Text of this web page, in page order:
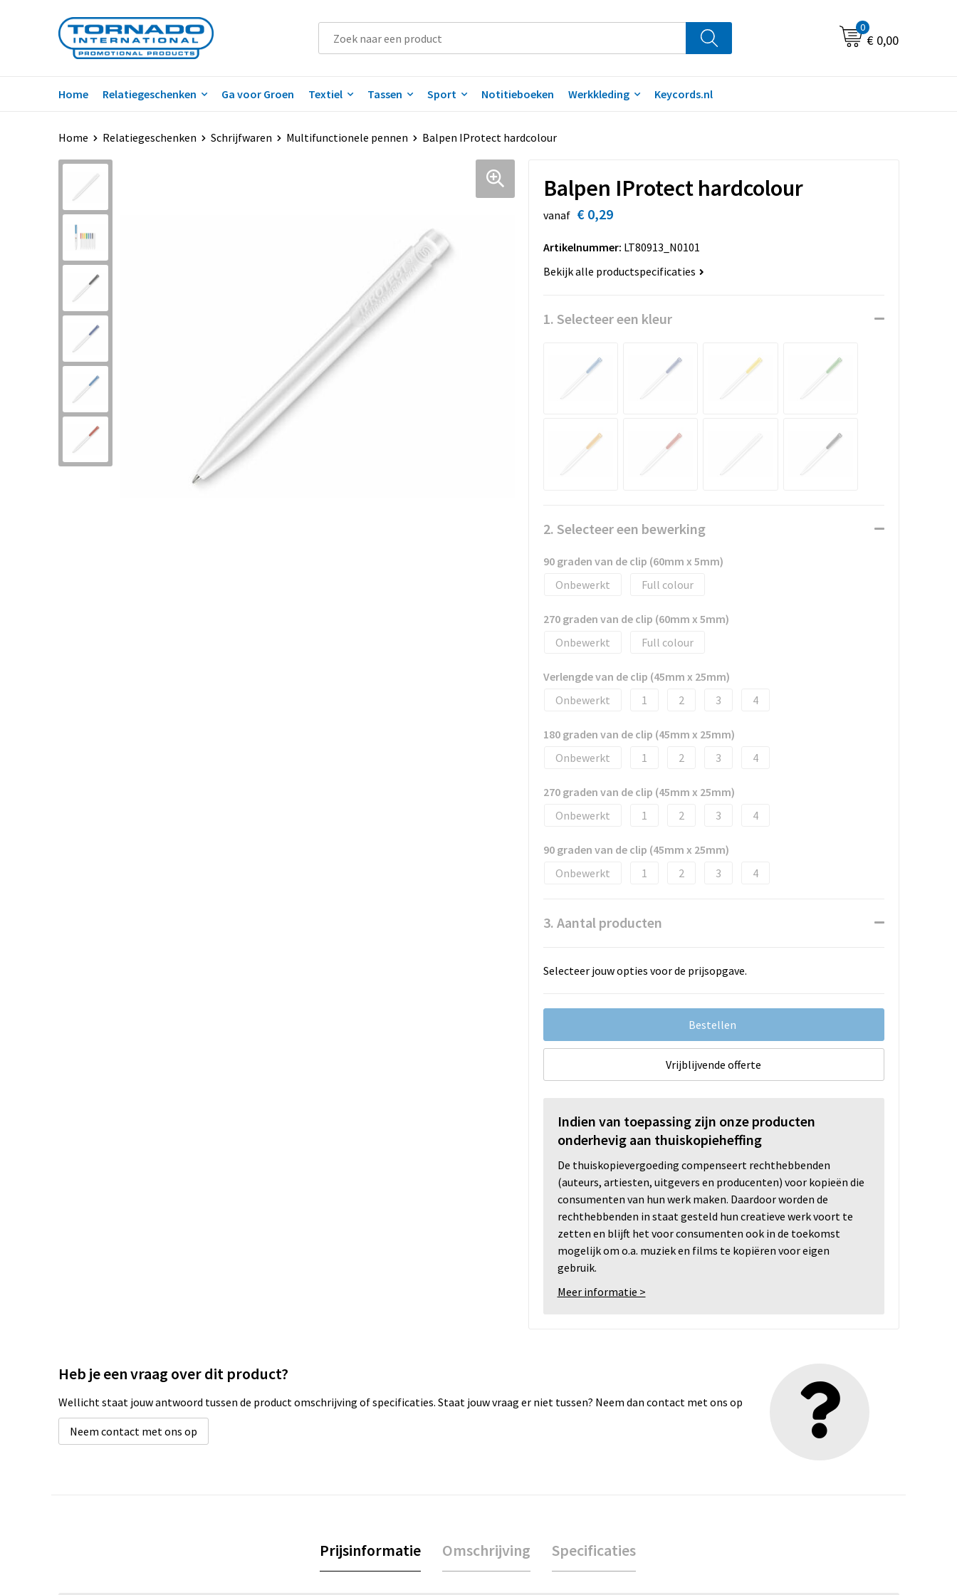
0
€ 0,00
Home Relatiegeschenken Ga voor Groen Textiel Tassen Sport Notitieboeken Werkkleding Keycords.nl
Home Relatiegeschenken Schrijfwaren Multifunctionele pennen Balpen IProtect hardcolour
Balpen IProtect hardcolour
vanaf € 0,29
Artikelnummer: LT80913_N0101
Bekijk alle productspecificaties
1. Selecteer een kleur
2. Selecteer een bewerking
90 graden van de clip (60mm x 5mm)
Onbewerkt
Full colour
270 graden van de clip (60mm x 5mm)
Onbewerkt
Full colour
Verlengde van de clip (45mm x 25mm)
Onbewerkt
1 2 3 4
180 graden van de clip (45mm x 25mm)
Onbewerkt
1 2 3 4
270 graden van de clip (45mm x 25mm)
Onbewerkt
1 2 3 4
90 graden van de clip (45mm x 25mm)
Onbewerkt
1 2 3 4
3. Aantal producten
Selecteer jouw opties voor de prijsopgave.
Bestellen
Vrijblijvende offerte
Indien van toepassing zijn onze producten
onderhevig aan thuiskopieheffing
De thuiskopievergoeding compenseert rechthebbenden
(auteurs, artiesten, uitgevers en producenten) voor kopieën die
consumenten van hun werk maken. Daardoor worden de
rechthebbenden in staat gesteld hun creatieve werk voort te
zetten en blijft het voor consumenten ook in de toekomst
mogelijk om o.a. muziek en films te kopiëren voor eigen
gebruik.
Meer informatie >
Heb je een vraag over dit product?
Wellicht staat jouw antwoord tussen de product omschrijving of specificaties. Staat jouw vraag er niet tussen? Neem dan contact met ons op
Neem contact met ons op
Prijsinformatie Omschrijving Specificaties